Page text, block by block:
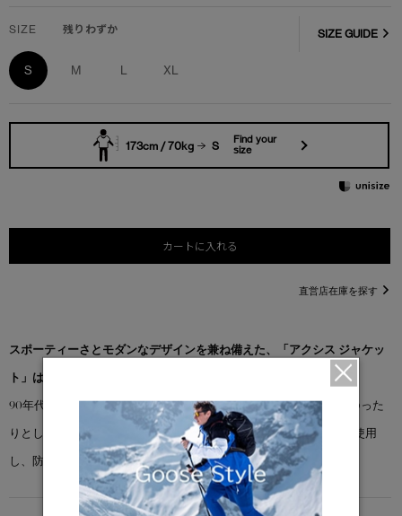
SIZE 残りわずか
S M L XL
SIZE GUIDE
173cm / 70kg S
Find your
size
カートに入れる
直営店在庫を探す
スポーティーさとモダンなデザインを兼ね備えた、「アクシス ジャケッ
ト」は耐久性に優れた、新しい天候対策ジャケットです。
90年代のウィンドブレーカーに着想を得たデザインで、実用性とゆった
りとした着心地を両立。平織りのリサイクルナイロンを2層構造で使用
し、防風性と撥水性を備えています。